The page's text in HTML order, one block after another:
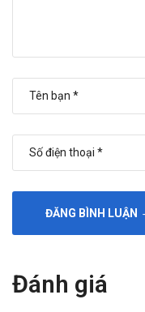
ĐĂNG BÌNH LUẬN
Đánh giá